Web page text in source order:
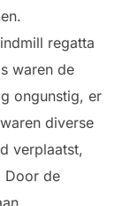
regatta
waren de
ongunstig, er
diverse
verplaatst,
Door de